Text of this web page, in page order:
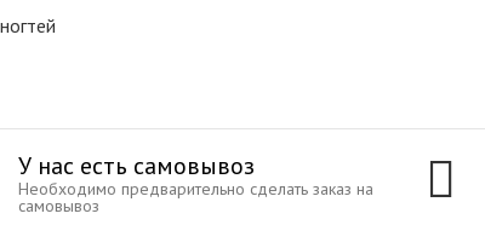
У нас есть самовывоз
Необходимо предварительно сделать заказ на
самовывоз